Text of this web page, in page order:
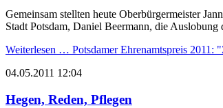
Gemeinsam stellten heute Oberbürgermeister
Stadt Potsdam, Daniel Beermann, die Auslobung
Weiterlesen … Potsdamer Ehrenamtspreis
04.05.2011 12:04
Hegen, Reden, Pflegen